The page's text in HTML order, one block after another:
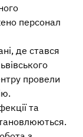
персонал
де стався
провели
та